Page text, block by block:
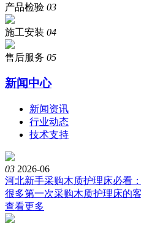
产品检验 03
施工安装 04
售后服务 05
新闻中心
新闻资讯
行业动态
技术支持
03 2026-06
河北新手采购木质护理床必看
很多第一次采购木质护理床的
查看更多